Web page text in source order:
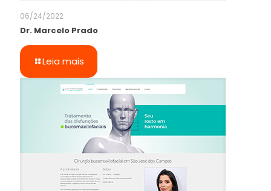
06/24/2022
Dr. Marcelo Prado
Leia mais